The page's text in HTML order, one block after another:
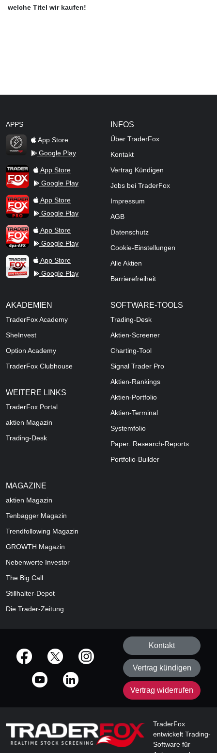
welche Titel wir kaufen!
APPS
TraderFox Flash
App Store
Google Play
TraderFox AppApp Store
Google Play
TraderFox ProApp Store
Google Play
TraderFox dpa-AFX ProFeed
App Store
Google Play
TraderFox Live Trading
App Store
Google Play
INFOS
Über TraderFox
Kontakt
Vertrag Kündigen
Jobs bei TraderFox
Impressum
AGB
Datenschutz
Cookie-Einstellungen
Alle Aktien
Barrierefreiheit
AKADEMIEN
TraderFox Academy
SheInvest
Option Academy
TraderFox Clubhouse
WEITERE LINKS
TraderFox Portal
aktien Magazin
Trading-Desk
SOFTWARE-TOOLS
Trading-Desk
Aktien-Screener
Charting-Tool
Signal Trader Pro
Aktien-Rankings
Aktien-Portfolio
Aktien-Terminal
Systemfolio
Paper: Research-Reports
Portfolio-Builder
MAGAZINE
aktien Magazin
Tenbagger Magazin
Trendfollowing Magazin
GROWTH Magazin
Nebenwerte Investor
The Big Call
Stillhalter-Depot
Die Trader-Zeitung
offizielle Social Media-Accounts
Kontakt
Vertrag kündigen
Vertrag widerrufen
TraderFox
entwickelt Trading-
Software für